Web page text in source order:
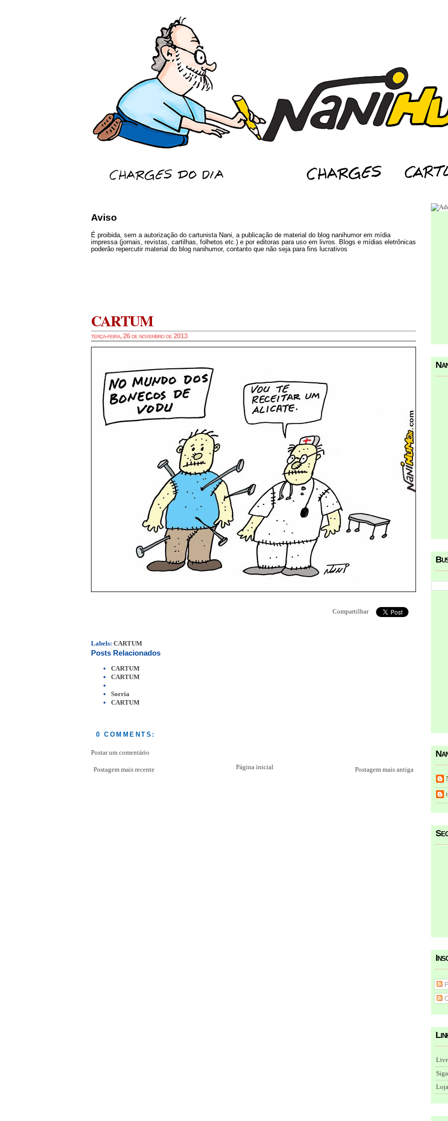
Aviso
É proibida, sem a autorização do cartunista Nani, a publicação de material do blog nanihumor em mídia
impressa (jornais, revistas, cartilhas, folhetos etc.) e por editoras para uso em livros. Blogs e mídias eletrônicas
poderão repercutir material do blog nanihumor, contanto que não seja para fins lucrativos
CARTUM
terça-feira, 26 de novembro de 2013
Compartilhar
Labels: CARTUM
Posts Relacionados
CARTUM
CARTUM
Sorria
CARTUM
0 COMMENTS:
Postar um comentário
Postagem mais recente Postagem mais antiga
Página inicial